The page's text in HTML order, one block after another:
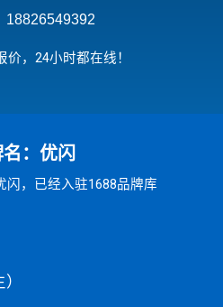
18826549392
，24小时都在线！
：优闪
闪，已经入驻1688品牌库